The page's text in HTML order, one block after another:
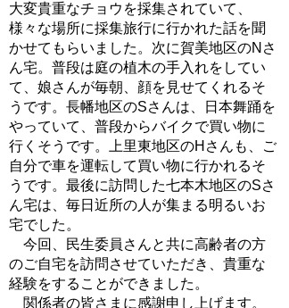
大変貴重なチョウを採集されていて、
様々な場所に採集旅行に行かれた話を聞
かせてもらいました。次に賀美地区のNさ
ん宅。普段は庭の植木の手入れをしてい
て、娘さんが毎朝、顔を見せてくれるそ
うです。長幡地区のSさんは、日本舞踊を
やっていて、普段からバイクで買い物に
行くそうです。上里東地区のHさんも、ご
自分で車を運転して買い物に行かれるそ
うです。最後に訪問した七本木地区のSさ
ん宅は、毎日近所の人が集まる明るいお
宅でした。
今回、民生委員さんと共に高齢者の方
のご自宅を訪問させていただき、貴重な
経験をすることができました。
関係者の皆さまに感謝申し上げます。